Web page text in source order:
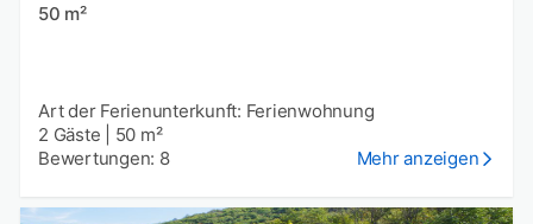
50 m²
Art der Ferienunterkunft: Ferienwohnung
2 Gäste
50 m²
Bewertungen: 8
Mehr anzeigen